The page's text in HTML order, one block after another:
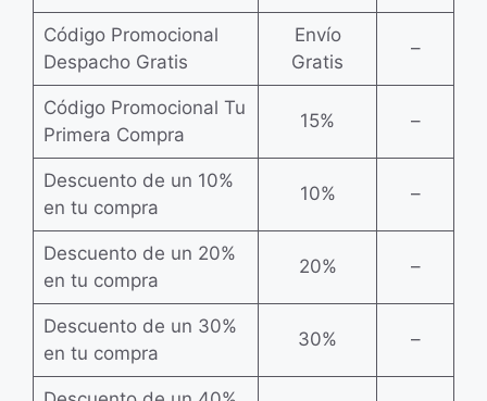
Código Promocional
Despacho Gratis
Envío
Gratis
–
Código Promocional Tu
Primera Compra
15% –
Descuento de un 10%
en tu compra
10% –
Descuento de un 20%
en tu compra
20% –
Descuento de un 30%
en tu compra
30% –